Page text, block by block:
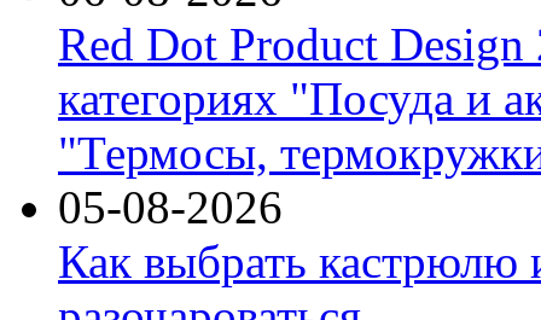
Red Dot Product Design
категориях "Посуда и
"Термосы,
05-08-2026
Как выбрать кастрюлю